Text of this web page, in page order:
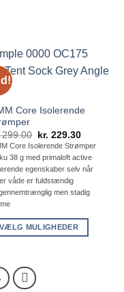
Core Isolerende
299.00 Den
oprindelige
pris
var:
kr. 299.00.
kr. 229.30Den
aktuelle
pris
er:
kr.
Core Isolerende Strømper
38 g med primaloft active
egenskaber selv når
våde er fuldstændig
men stadig
VÆLG MULIGHEDER